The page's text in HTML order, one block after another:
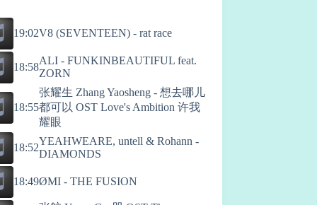
19:02V8 (SEVENTEEN) - rat race
18:58
ALI - FUNKINBEAUTIFUL feat.
ZORN
18:55
张耀生 Zhang Yaosheng - 想去哪儿
都可以 OST Love's Ambition 许我
耀眼
18:52
YEAHWEARE, untell & Rohann -
DIAMONDS
18:49ØMI - THE FUSION